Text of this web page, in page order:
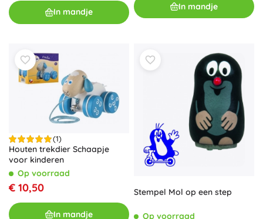
In mandje
In mandje
(1)
Houten trekdier Schaapje
voor kinderen
Op voorraad
€ 10,50
In mandje
Stempel Mol op een step
Op voorraad